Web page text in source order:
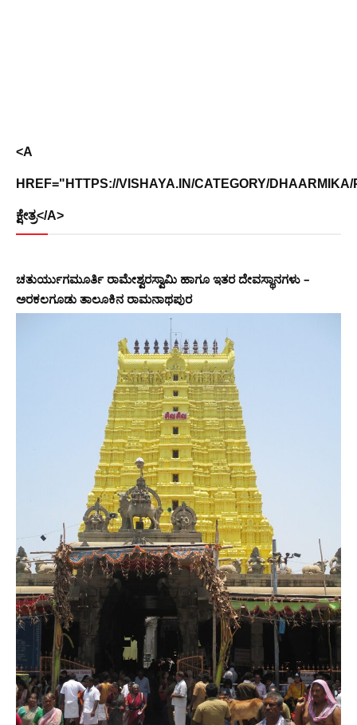
<A
HREF="HTTPS://VISHAYA.IN/CATEGORY/DHAARMIKA/
ಕ್ಷೇತ್ರ</A>
ಚತುರ್ಯುಗಮೂರ್ತಿ ರಾಮೇಶ್ವರಸ್ವಾಮಿ ಹಾಗೂ ಇತರ ದೇವಸ್ಥಾನಗಳು –
ಅರಕಲಗೂಡು ತಾಲೂಕಿನ ರಾಮನಾಥಪುರ